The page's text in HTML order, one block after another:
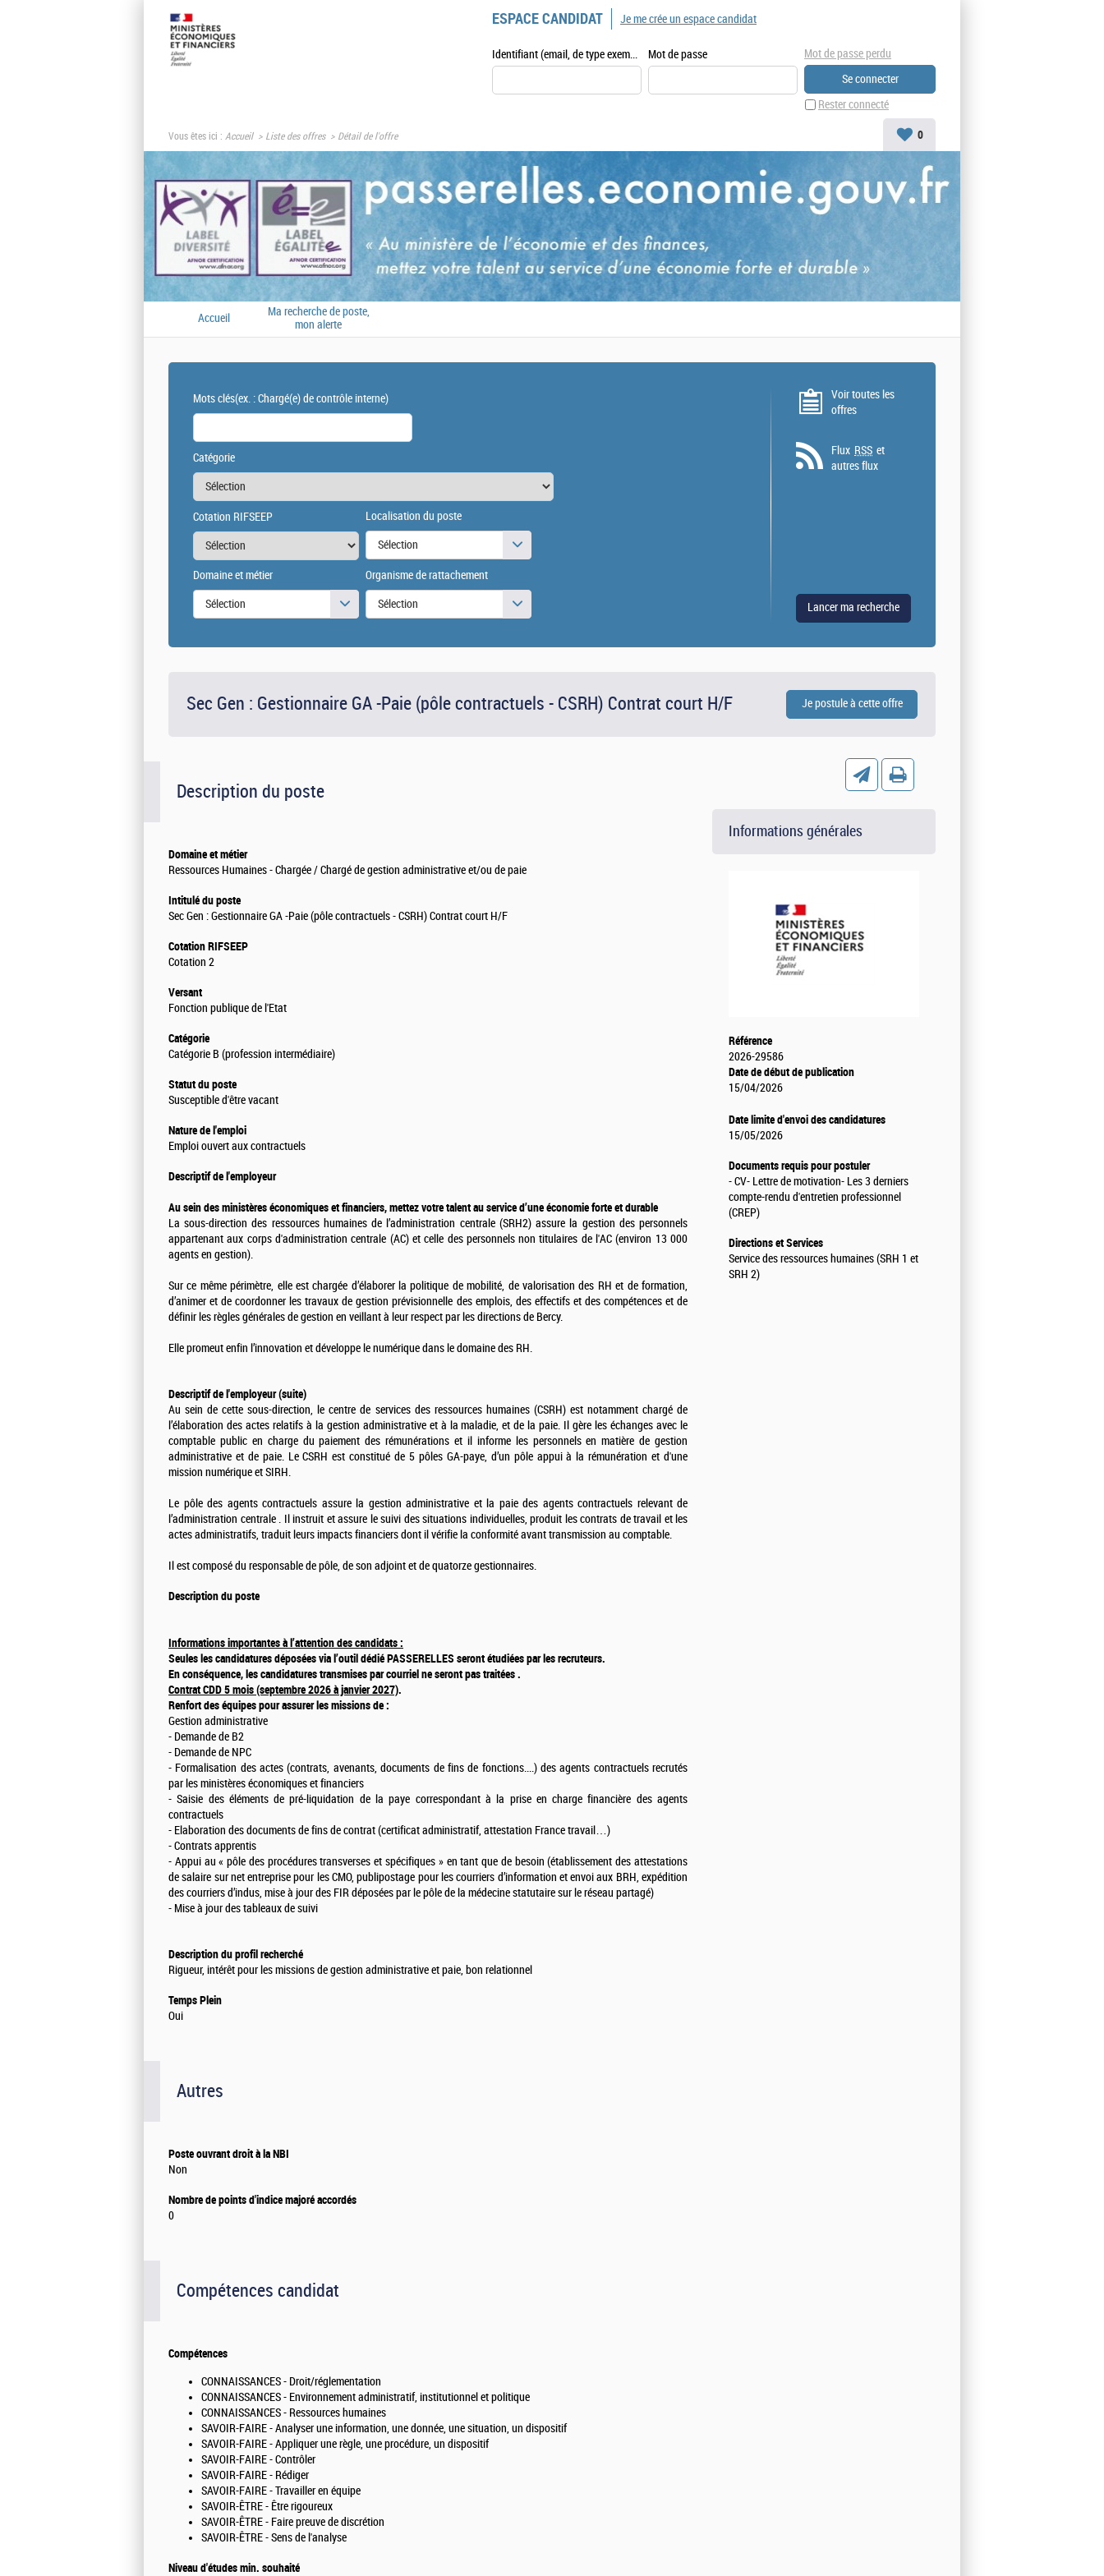
ESPACE CANDIDAT
Identifiant (email, de type exemple@exemple.fr) Mot de passe
Rester connecté
Mot de passe perdu
Je me crée un espace candidat
Vous êtes ici : Accueil Liste des offres Détail de l'offre 0
Accueil
Ma recherche de poste,
mon alerte
Mots clés(ex. : Chargé(e) de contrôle interne)
Catégorie
Cotation RIFSEEP Localisation du poste
Sélection
Domaine et métier
Sélection
Organisme de rattachement
Sélection
Voir toutes les
offres
Flux RSS et
autres flux
Sec Gen : Gestionnaire GA -Paie (pôle contractuels - CSRH) Contrat court H/F
Description du poste
Domaine et métier
Ressources Humaines - Chargée / Chargé de gestion administrative et/ou de paie
Intitulé du poste
Sec Gen : Gestionnaire GA -Paie (pôle contractuels - CSRH) Contrat court H/F
Cotation RIFSEEP
Cotation 2
Versant
Fonction publique de l'Etat
Catégorie
Catégorie B (profession intermédiaire)
Statut du poste
Susceptible d'être vacant
Nature de l'emploi
Emploi ouvert aux contractuels
Descriptif de l'employeur
Au sein des ministères économiques et financiers, mettez votre talent auservice d’une économie forte et durable
La sous-direction des ressources humaines de l’administration centrale (SRH2) assure la gestion des personnels
appartenant aux corps d'administration centrale (AC) et celle des personnels non titulaires de l'AC (environ 13 000
agents en gestion).
Sur ce même périmètre, elle est chargée d’élaborer la politique de mobilité, de valorisation des RH et de formation,
d’animer et de coordonner les travaux de gestion prévisionnelle des emplois, des effectifs et des compétences et de
définir les règles générales de gestion en veillant à leur respect par les directions de Bercy.
Elle promeut enfin l’innovation et développe le numérique dans le domaine des RH.
Descriptif de l'employeur (suite)
Au sein de cette sous-direction, le centre de services des ressources humaines (CSRH) est notamment chargé de
l’élaboration des actes relatifs à la gestion administrative et à la maladie, et de la paie. Il gère les échanges avec le
comptable public en charge du paiement des rémunérations et il informe les personnels en matière de gestion
administrative et de paie. Le CSRH est constitué de 5 pôles GA-paye, d’un pôle appui à la rémunération et d'une
mission numérique et SIRH.
Le pôle des agents contractuels assure la gestion administrative et la paie des agents contractuels relevant de
l’administration centrale . Il instruit et assure le suivi des situations individuelles, produit les contrats de travail et les
actes administratifs, traduit leurs impacts financiers dont il vérifie la conformité avant transmission au comptable.
Il est composé du responsable de pôle, de son adjoint et de quatorze gestionnaires.
Description du poste
Informations importantes à l’attention des candidats :
Seules les candidatures déposées via l’outil dédié PASSERELLES seront étudiées par les recruteurs.
En conséquence, les candidatures transmises par courriel ne seront pas traitées .
Contrat CDD 5 mois (septembre 2026 à janvier 2027).
Renfort des équipes pour assurer les missions de :
Gestion administrative
- Demande de B2
- Demande de NPC
- Formalisation des actes (contrats, avenants, documents de fins de fonctions....) des agents contractuels recrutés
par les ministères économiques et financiers
- Saisie des éléments de pré-liquidation de la paye correspondant à la prise en charge financière des agents
contractuels
- Elaboration des documents de fins de contrat (certificat administratif, attestation France travail…)
- Contrats apprentis
- Appui au « pôle des procédures transverses et spécifiques » en tant que de besoin (établissement des attestations
de salaire sur net entreprise pour les CMO, publipostage pour les courriers d’information et envoi aux BRH, expédition
des courriers d’indus, mise à jour des FIR déposées par le pôle de la médecine statutaire sur le réseau partagé)
- Mise à jour des tableaux de suivi
Description du profil recherché
Rigueur, intérêt pour les missions de gestion administrative et paie, bon relationnel
Temps Plein
Oui
Autres
Poste ouvrant droit à la NBI
Non
Nombre de points d'indice majoré accordés
0
Compétences candidat
Compétences
CONNAISSANCES - Droit/réglementation
CONNAISSANCES - Environnement administratif, institutionnel et politique
CONNAISSANCES - Ressources humaines
SAVOIR-FAIRE - Analyser une information, une donnée, une situation, un dispositif
SAVOIR-FAIRE - Appliquer une règle, une procédure, un dispositif
SAVOIR-FAIRE - Contrôler
SAVOIR-FAIRE - Rédiger
SAVOIR-FAIRE - Travailler en équipe
SAVOIR-ÊTRE - Être rigoureux
SAVOIR-ÊTRE - Faire preuve de discrétion
SAVOIR-ÊTRE - Sens de l'analyse
Niveau d'études min. souhaité
Informations générales
Référence
2026-29586
Date de début de publication
15/04/2026
Date limite d'envoi des candidatures
15/05/2026
Documents requis pour postuler
- CV- Lettre de motivation- Les 3 derniers
compte-rendu d'entretien professionnel
(CREP)
Directions et Services
Service des ressources humaines (SRH 1 et
SRH 2)